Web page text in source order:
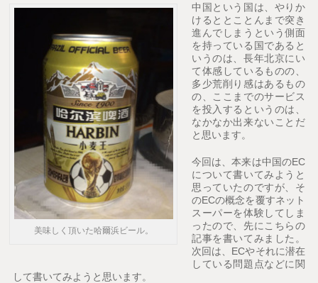
美味しく頂いた哈爾浜ビール。
中国という国は、やりか
けるととことんまで突き
進んでしまうという側面
を持っている国であると
いうのは、長年北京にい
て体感しているものの、
多少荒削り感はあるもの
の、ここまでのサービス
を投入するというのは、
なかなか出来ないことだ
と思います。
今回は、本来は中国のEC
について書いてみようと
思っていたのですが、そ
のECの概念を覆すネット
スーパーを体験してしま
ったので、先にこちらの
記事を書いてみました。
次回は、ECやそれに潜在
している問題点などに関
して書いてみようと思います。